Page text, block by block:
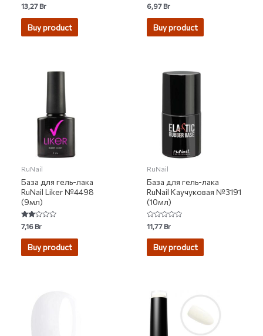
Rated
0
out
13,27Br
Buy product
Rated
0
out
6,97Br
Buy product
RuNail
База для гель-лака
RuNail Liker №4498
(9мл)
Rated
2.00
out
of 5
7,16Br
Buy product
RuNail
База для гель-лака
RuNail Каучуковая №3191
(10мл)
Rated
0
out
11,77Br
Buy product